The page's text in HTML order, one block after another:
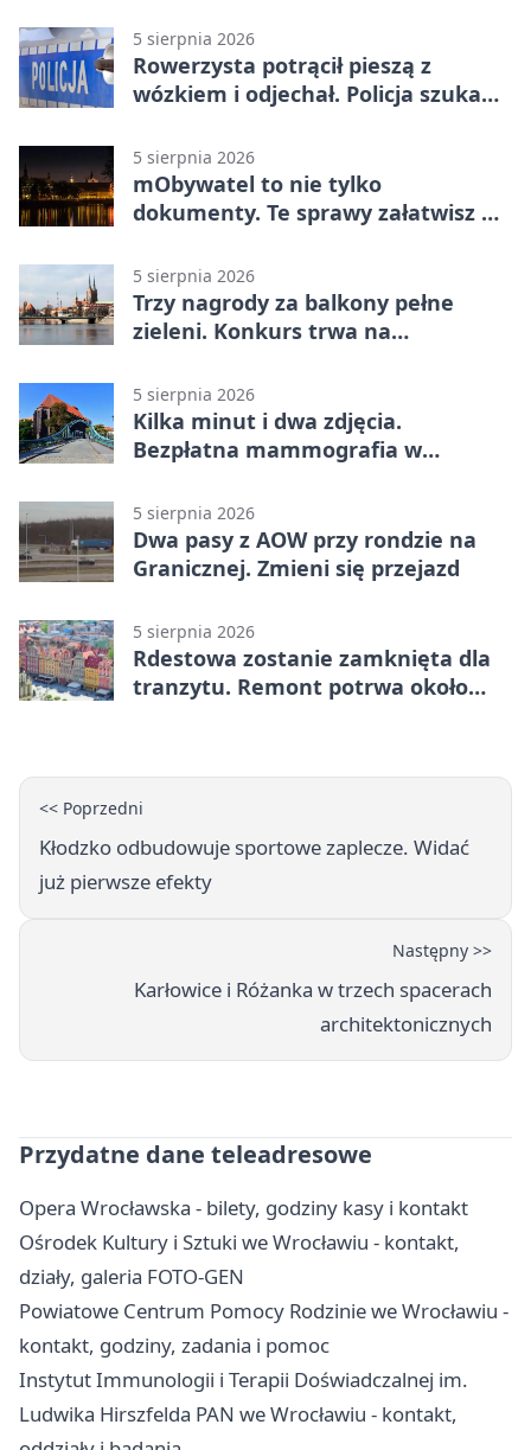
5 sierpnia 2026
Rowerzysta potrącił pieszą z
wózkiem i odjechał. Policja szuka
5 sierpnia 2026
mObywatel to nie tylko
dokumenty. Te sprawy załatwisz w
5 sierpnia 2026
Trzy nagrody za balkony pełne
zieleni. Konkurs trwa na
5 sierpnia 2026
Kilka minut i dwa zdjęcia.
Bezpłatna mammografia w
5 sierpnia 2026
Dwa pasy z AOW przy rondzie na
Granicznej. Zmieni się przejazd
5 sierpnia 2026
Rdestowa zostanie zamknięta dla
tranzytu. Remont potrwa około
<< Poprzedni
Kłodzko odbudowuje sportowe zaplecze. Widać
już pierwsze efekty
Następny >>
Karłowice i Różanka w trzech spacerach
architektonicznych
Przydatne dane teleadresowe
Opera Wrocławska - bilety, godziny kasy i kontakt
Ośrodek Kultury i Sztuki we Wrocławiu - kontakt,
działy, galeria FOTO-GEN
Powiatowe Centrum Pomocy Rodzinie we Wrocławiu -
kontakt, godziny, zadania i pomoc
Instytut Immunologii i Terapii Doświadczalnej im.
Ludwika Hirszfelda PAN we Wrocławiu - kontakt,